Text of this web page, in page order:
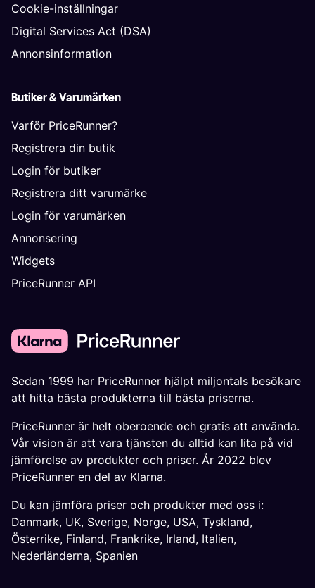
Cookie-inställningar
Digital Services Act (DSA)
Annonsinformation
Butiker & Varumärken
Varför PriceRunner?
Registrera din butik
Login för butiker
Registrera ditt varumärke
Login för varumärken
Annonsering
Widgets
PriceRunner API
Sedan 1999 har PriceRunner hjälpt miljontals besökare
att hitta bästa produkterna till bästa priserna.
PriceRunner är helt oberoende och gratis att använda.
Vår vision är att vara tjänsten du alltid kan lita på vid
jämförelse av produkter och priser. År 2022 blev
PriceRunner en del av Klarna.
Du kan jämföra priser och produkter med oss i:
Danmark, UK, Sverige, Norge, USA, Tyskland,
Österrike, Finland, Frankrike, Irland, Italien,
Nederländerna, Spanien